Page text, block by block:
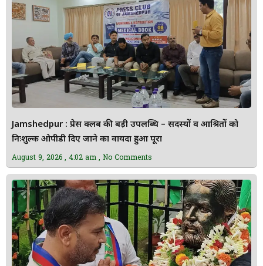
Jamshedpur : प्रेस क्लब की बड़ी उपलब्धि – सदस्यों व आश्रितों को
निःशुल्क ओपीडी दिए जाने का वायदा हुआ पूरा
August 9, 2026 4:02 am No Comments